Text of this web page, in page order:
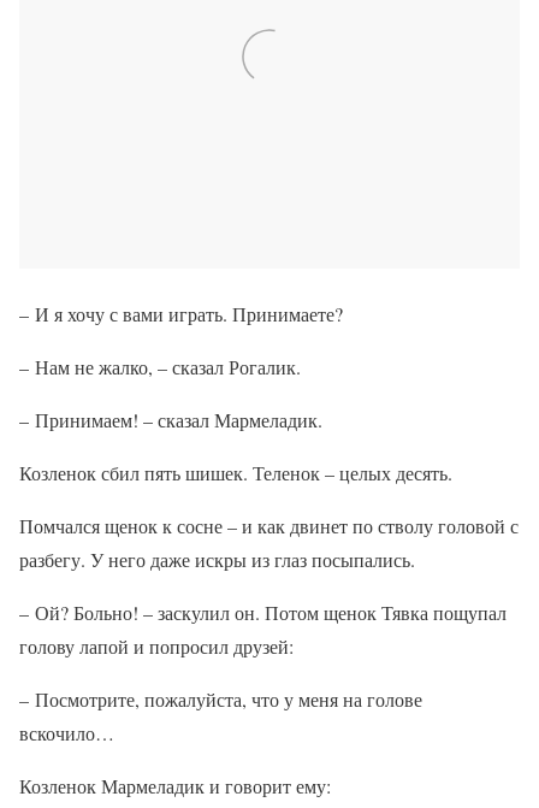
– И я хочу с вами играть. Принимаете?
– Нам не жалко, – сказал Рогалик.
– Принимаем! – сказал Мармеладик.
Козленок сбил пять шишек. Теленок – целых десять.
Помчался щенок к сосне – и как двинет по стволу головой с
разбегу. У него даже искры из глаз посыпались.
– Ой? Больно! – заскулил он. Потом щенок Тявка пощупал
голову лапой и попросил друзей:
– Посмотрите, пожалуйста, что у меня на голове
вскочило…
Козленок Мармеладик и говорит ему: